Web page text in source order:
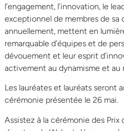
l’engagement, l’innovation, le
exceptionnel de membres de sa
annuellement, mettent en
remarquable d’équipes et de
dévouement et leur esprit
activement au dynamisme et au
Les lauréates et lauréats seront
cérémonie présentée le 26 mai.
Assistez à la cérémonie des